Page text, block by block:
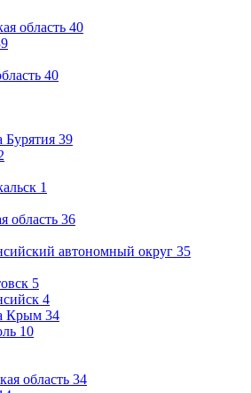
область 40
40
Бурятия 39
1
область 36
автономный округ 35
5
4
Крым 34
10
область 34